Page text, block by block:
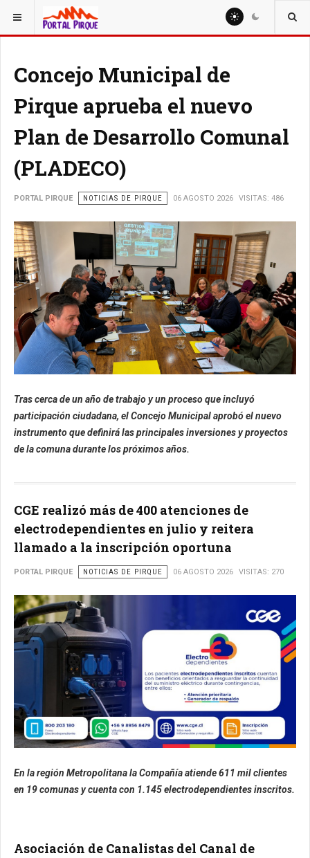
ESTÁ AQUÍ: NOTICIAS
Concejo Municipal de
Pirque aprueba el nuevo
Plan de Desarrollo Comunal
(PLADECO)
PORTAL PIRQUE NOTICIAS DE PIRQUE 06 AGOSTO 2026 VISITAS: 486
Tras cerca de un año de trabajo y un proceso que incluyó
participación ciudadana, el Concejo Municipal aprobó el nuevo
instrumento que definirá las principales inversiones y proyectos
de la comuna durante los próximos años.
CGE realizó más de 400 atenciones de
electrodependientes en julio y reitera
llamado a la inscripción oportuna
PORTAL PIRQUE NOTICIAS DE PIRQUE 06 AGOSTO 2026 VISITAS: 270
En la región Metropolitana la Compañía atiende 611 mil clientes
en 19 comunas y cuenta con 1.145 electrodependientes inscritos.
Asociación de Canalistas del Canal de